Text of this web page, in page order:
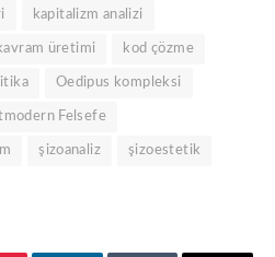
kapitalizm analizi
üretimi kod çözme
Oedipus kompleksi
Felsefe
şizoanaliz şizoestetik